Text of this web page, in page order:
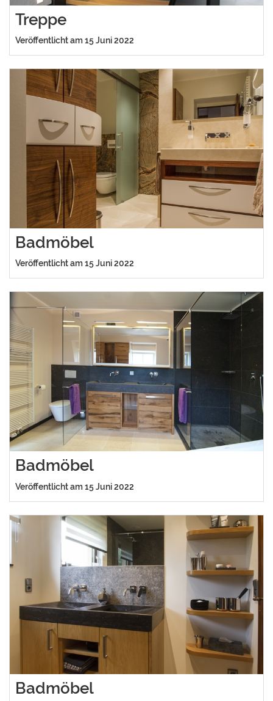
Treppe
Veröffentlicht am 15 Juni 2022
Badmöbel
Veröffentlicht am 15 Juni 2022
Badmöbel
Veröffentlicht am 15 Juni 2022
Badmöbel